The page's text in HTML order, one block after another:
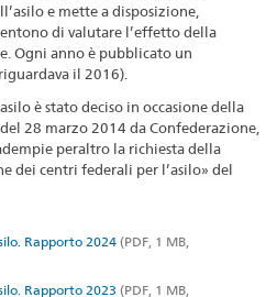
e mette a disposizione,
di valutare l’effetto della
Ogni anno è pubblicato un
il 2016).
è stato deciso in occasione della
28 marzo 2014 da Confederazione,
peraltro la richiesta della
dei centri federali per l’asilo» del
Rapporto 2024 (PDF, 1 MB,
Rapporto 2023 (PDF, 1 MB,